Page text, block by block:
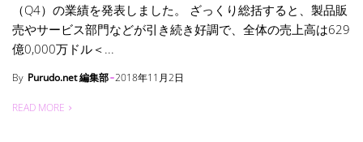
（Q4）の業績を発表しました。 ざっくり総括すると、製品販
売やサービス部門などが引き続き好調で、全体の売上高は629
億0,000万ドル＜...
By Purudo.net 編集部 2018年11月2日
READ MORE